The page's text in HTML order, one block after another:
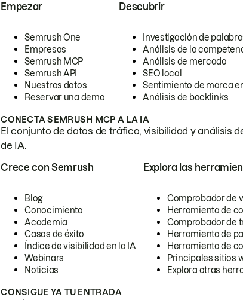
Empezar
Semrush One
Empresas
Semrush MCP
Semrush API
Nuestros datos
Reservar una demo
Descubrir
Investigación de
Análisis de la
Análisis de mercado
SEO local
Sentimiento de marca
Análisis de backlinks
CONECTA SEMRUSH MCP A LA IA
El conjunto de datos de tráfico, visibilidad y análisis
de IA.
Crece con Semrush
Blog
Conocimiento
Academia
Casos de éxito
Índice de visibilidad en la IA
Webinars
Noticias
Explora las
Comprobador de
Herramienta de
Comprobador de
Herramienta de
Herramienta de
Principales sitios
Explora otras
CONSIGUE YA TU ENTRADA